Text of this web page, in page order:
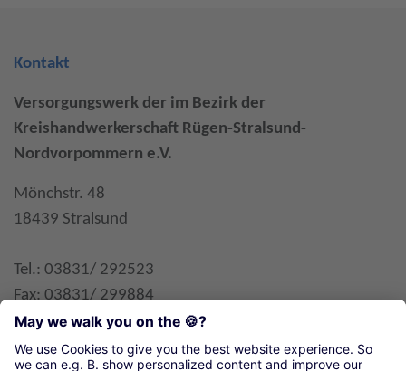
Kontakt
Versorgungswerk der im Bezirk der
Kreishandwerkerschaft Rügen-Stralsund-
Nordvorpommern e.V.
Mönchstr. 48
18439 Stralsund
Tel.: 03831/ 292523
Fax: 03831/ 299884